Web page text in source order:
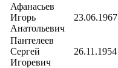
Афанасьев
Игорь
Анатольевич
23.06.1967
Пантелеев
Сергей
Игоревич
26.11.1954